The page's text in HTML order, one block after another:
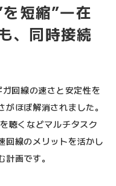
を短縮”―在
、同時接続
回線の速さと安定性を
ほぼ解消されました。
聴くなどマルチタスク
回線のメリットを活かし
画です。